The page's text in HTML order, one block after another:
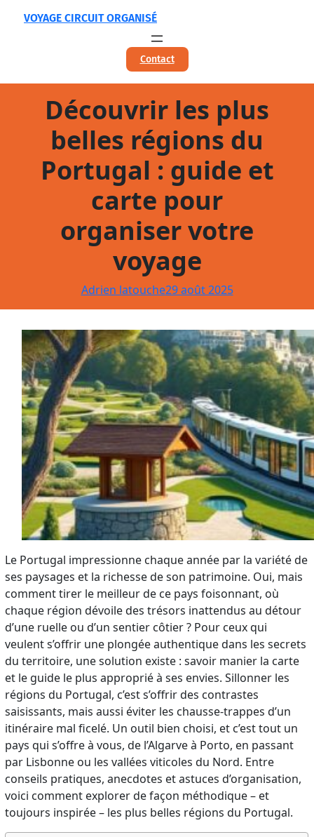
VOYAGE CIRCUIT ORGANISÉ
Contact
Découvrir les plus
belles régions du
Portugal : guide et
carte pour
organiser votre
voyage
Adrien latouche29 août 2025
Le Portugal impressionne chaque année par la variété de
ses paysages et la richesse de son patrimoine. Oui, mais
comment tirer le meilleur de ce pays foisonnant, où
chaque région dévoile des trésors inattendus au détour
d’une ruelle ou d’un sentier côtier ? Pour ceux qui
veulent s’offrir une plongée authentique dans les secrets
du territoire, une solution existe : savoir manier la carte
et le guide le plus approprié à ses envies. Sillonner les
régions du Portugal, c’est s’offrir des contrastes
saisissants, mais aussi éviter les chausse-trappes d’un
itinéraire mal ficelé. Un outil bien choisi, et c’est tout un
pays qui s’offre à vous, de l’Algarve à Porto, en passant
par Lisbonne ou les vallées viticoles du Nord. Entre
conseils pratiques, anecdotes et astuces d’organisation,
voici comment explorer de façon méthodique – et
toujours inspirée – les plus belles régions du Portugal.